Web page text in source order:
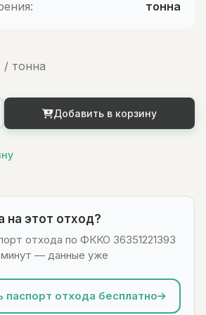
тонна
/ тонна
Добавить в корзину
на этот отход?
отхода по ФККО 36351221393
минут — данные уже
паспорт отхода бесплатно